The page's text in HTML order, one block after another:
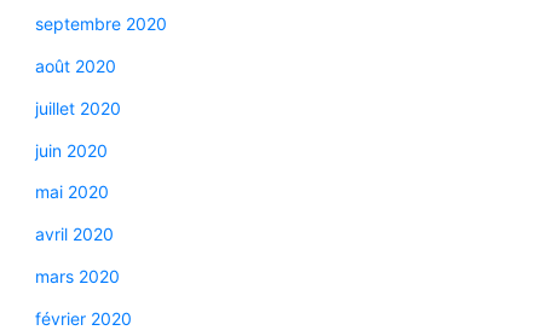
septembre 2020
août 2020
juillet 2020
juin 2020
mai 2020
avril 2020
mars 2020
février 2020